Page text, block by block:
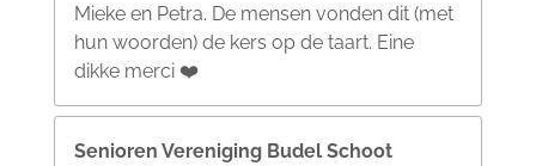
Mieke en Petra. De mensen vonden dit (met
hun woorden) de kers op de taart. Eine
dikke merci ❤️
Senioren Vereniging Budel Schoot